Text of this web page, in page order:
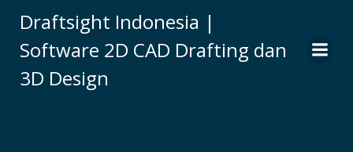
to
content
Draftsight Indonesia |
Software 2D CAD Drafting dan
3D Design